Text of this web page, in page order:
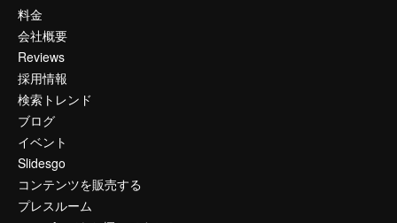
料金
会社概要
Reviews
採用情報
検索トレンド
ブログ
イベント
Slidesgo
コンテンツを販売する
プレスルーム